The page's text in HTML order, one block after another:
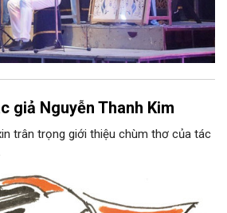
giả Nguyễn Thanh Kim
trân trọng giới thiệu chùm thơ của tác